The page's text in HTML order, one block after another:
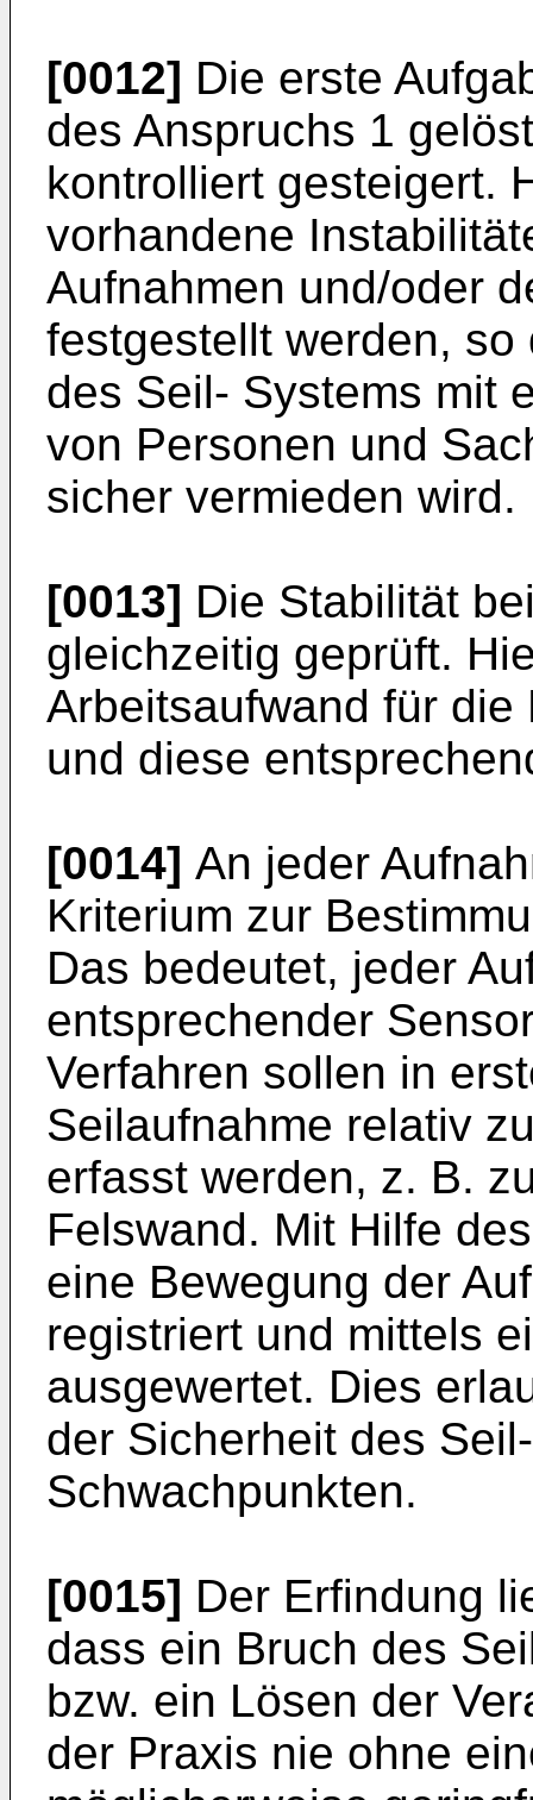
[0012] Die erste
des Anspruchs 1
kontrolliert gesteigert.
vorhandene
Aufnahmen und/oder
festgestellt werden,
des Seil- Systems mit
von Personen und
sicher vermieden wird.
[0013] Die Stabilität
gleichzeitig geprüft.
Arbeitsaufwand für
und diese
[0014] An jeder
Kriterium zur
Das bedeutet, jeder
entsprechender
Verfahren sollen in
Seilaufnahme relativ
erfasst werden, z. B.
Felswand. Mit Hilfe
eine Bewegung der
registriert und mittels
ausgewertet. Dies
der Sicherheit des
Schwachpunkten.
[0015] Der Erfindung
dass ein Bruch des
bzw. ein Lösen der
der Praxis nie ohne